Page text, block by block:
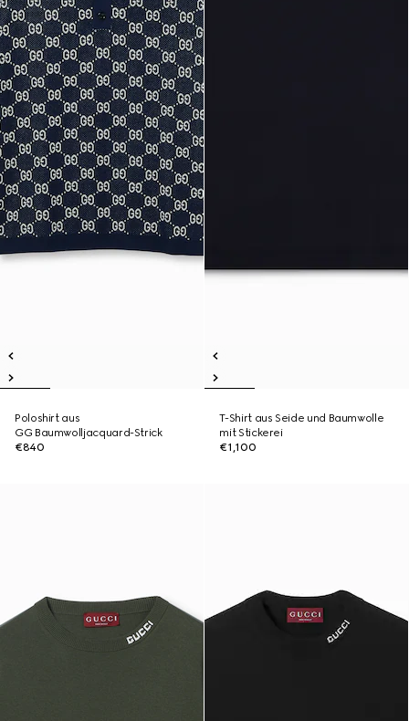
Poloshirt aus
GG Baumwolljacquard-Strick
€840
T-Shirt aus Seide und Baumwolle
mit Stickerei
€1,100